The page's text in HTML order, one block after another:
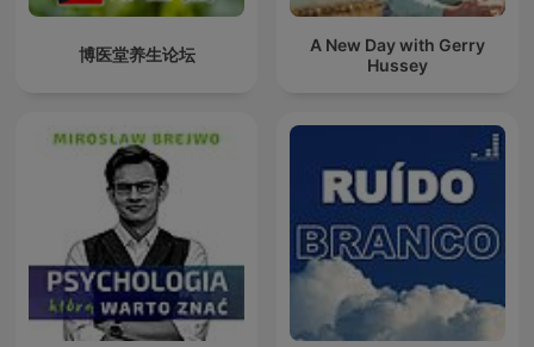
博医堂养生论坛
A New Day with Gerry
Hussey